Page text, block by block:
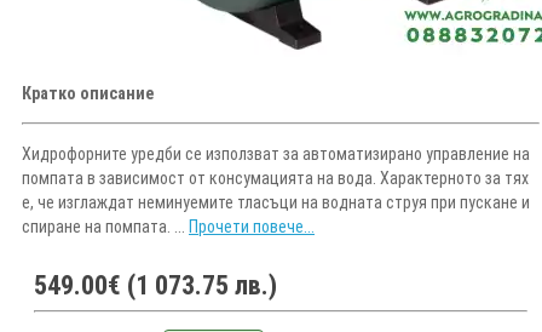
Кратко описание
Хидрофорните уредби се използват за автоматизирано управление на
помпата в зависимост от консумацията на вода. Характерното за тях
е, че изглаждат неминуемите тласъци на водната струя при пускане и
спиране на помпата. ... Прочети повече...
549.00€ (1 073.75 лв.)